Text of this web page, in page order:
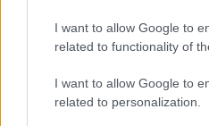
I want to allow Google to
related to functionality of
I want to allow Google to
related to personalization.
“Orgoglio e